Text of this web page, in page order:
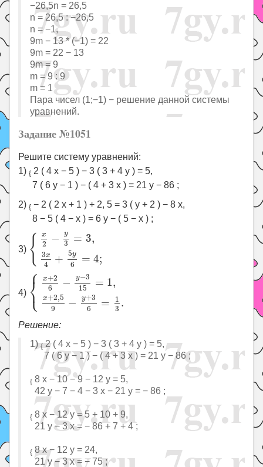
−26,5n = 26,5
n = 26,5 : −26,5
n = −1,
9m − 13 * (−1) = 22
9m = 22 − 13
9m = 9
m = 9 : 9
m = 1
Пара чисел (1;−1) − решение данной системы
уравнений.
Задание №1051
Решите систему уравнений:
1) { 2 ( 4 x − 5 ) − 3 ( 3 + 4 y ) = 5,
7 ( 6 y − 1 ) − ( 4 + 3 x ) = 21 y − 86 ;
2) { − 2 ( 2 x + 1 ) + 2, 5 = 3 ( y + 2 ) − 8 x,
8 − 5 ( 4 − x ) = 6 y − ( 5 − x ) ;
3) { x
2 − y
3 = 3,
3x
4 + 5y
6 = 4;
x 2− = x
4) ⎧
⎨
⎩
x+2
6
− y−3
15
= 1,
x+2,5
9
− y+3
6
=
1
3 .
x 26 −3 15
Решение:
1){2 ( 4 x − 5 ) − 3 ( 3 + 4 y ) = 5,
7 ( 6 y − 1 ) − ( 4 + 3 x ) = 21 y − 86 ;
{ 8 x − 10 − 9 − 12 y = 5,
42 y − 7 − 4 − 3 x − 21 y = − 86 ;
{ 8 x − 12 y = 5 + 10 + 9,
21 y − 3 x = − 86 + 7 + 4 ;
{ 8 x − 12 y = 24,
21 y − 3 x = − 75 ;